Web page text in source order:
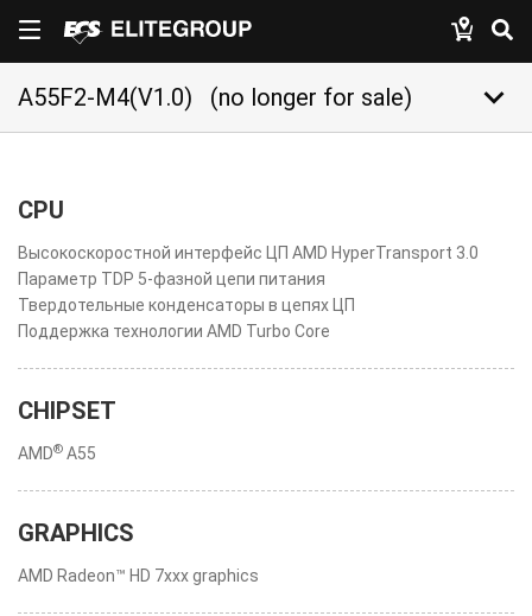
A55F2-M4(V1.0) (no longer for sale) keyboard_arrow_down
CPU
Высокоскоростной интерфейс ЦП AMD HyperTransport 3.0
Параметр TDP 5-фазной цепи питания
Твердотельные конденсаторы в цепях ЦП
Поддержка технологии AMD Turbo Core
CHIPSET
AMD® A55
GRAPHICS
AMD Radeon™ HD 7xxx graphics